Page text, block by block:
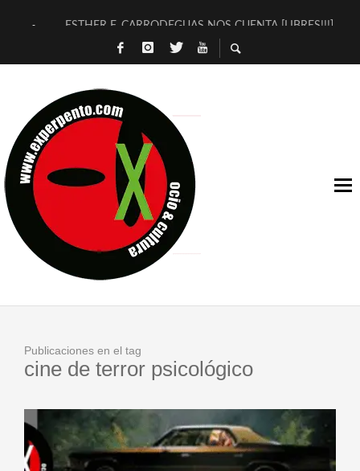
ESTHER F. CARRODEGUAS NOS CUENTA [LIBRES!!!]
[TERRA DE GUAPES] DE SANDRA MONFORT
TIMBRE 4, LA ESCUELA DEL DIRECTOR TEATRAL CLAUDIO
30 AÑOS (NO ES NADA) DE LA KATARSIS DEL TOMATAZO
MILITARES JUDÍAS EN #EXVITA
D’BALDOMEROS REINVENTAN [BITÁCORA 3.0] EN EXVITA
MARSHALL FLASH PRESENTA EN EXVITA [RELATIVA
JOFRE BARDAGÍ EN EXVITA INTERPRETANDO A SERRAT
Publicaciones en el tag
cine de terror psicológico